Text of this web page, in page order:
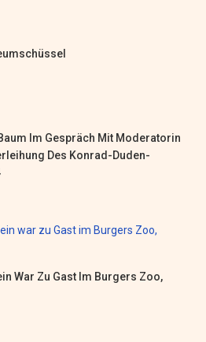
Im Gespräch Mit Moderatorin
Des Konrad-Duden-
War Zu Gast Im Burgers Zoo,